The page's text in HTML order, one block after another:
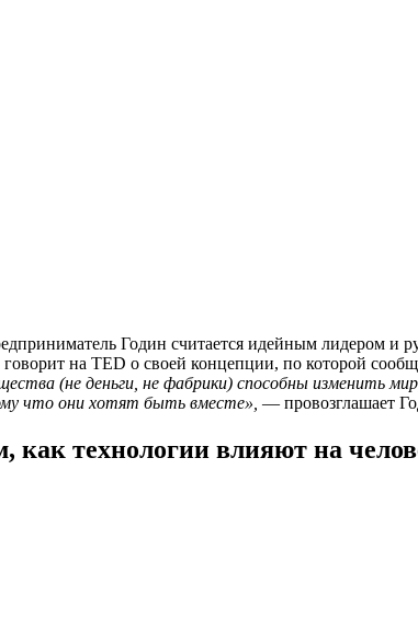
Годин считается идейным лидером и
на TED о своей концепции, по которой
(не деньги, не фабрики) способны изменить
что они хотят быть вместе», — провозглашает
технологии влияют на